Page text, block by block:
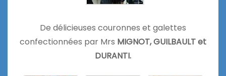
De délicieuses couronnes et galettes
confectionnées par Mrs MIGNOT, GUILBAULT et
DURANTI.